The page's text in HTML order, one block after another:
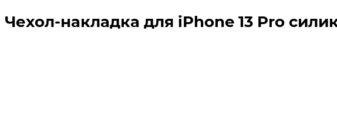
Чехол-накладка для iPhone 13 Pro